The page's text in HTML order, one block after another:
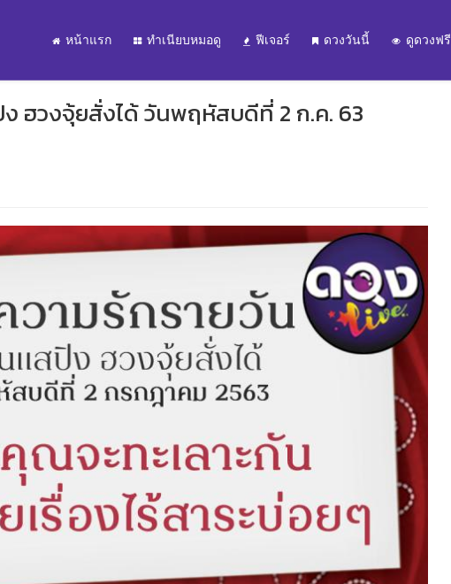
หน้าแรก ทำเนียบหมอดู ฟีเจอร์ ดวงวันนี้ ดูดวงฟรี
ฮวงจุ้ยสั่งได้ วันพฤหัสบดีที่ 2 ก.ค. 63